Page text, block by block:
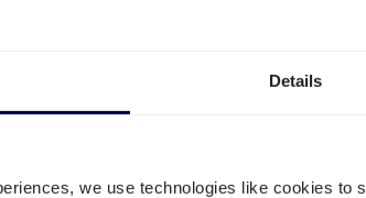
Details
we use technologies like cookies
in
Hoe order je